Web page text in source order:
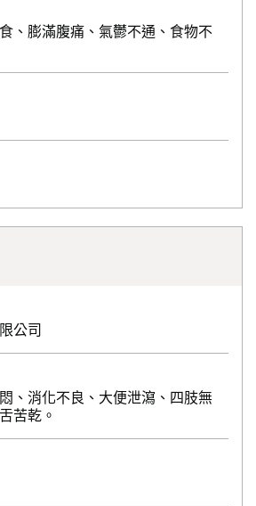
、膨滿腹痛、氣鬱不通、食物不
公司
、消化不良、大便泄瀉、四肢無
苦乾。